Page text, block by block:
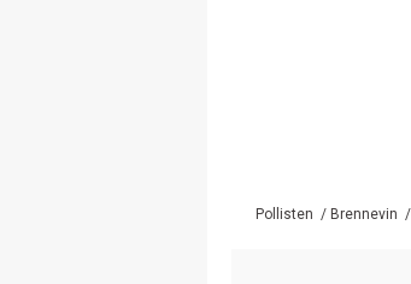
Pollisten / Brennevin /